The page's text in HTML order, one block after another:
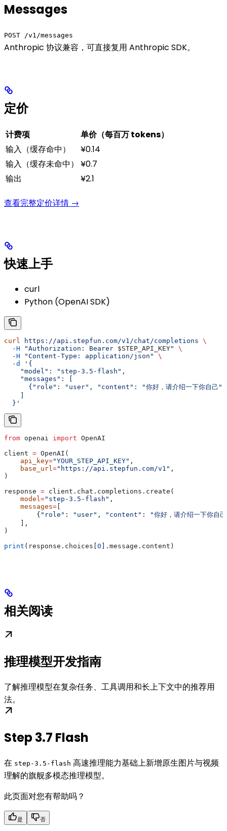
Messages
POST /v1/messages
Anthropic 协议兼容，可直接复用 Anthropic SDK。
定价
计费项
单价（每百万 tokens）
输入（缓存命中）
¥0.14
输入（缓存未命中）
¥0.7
输出
¥2.1
查看完整定价详情 →
快速上手
curl
Python (OpenAI SDK)
curl https://api.stepfun.com/v1/chat/completions \
  -H
"Authorization: Bearer $STEP_API_KEY"
\
  -H
"Content-Type: application/json"
\
  -d
'{
    "model": "step-3.5-flash",
    "messages": [
      {"role": "user", "content": "你好，请介绍一下你自己"}
  }'
from openai import OpenAI
client = OpenAI(
    api_key
="YOUR_STEP_API_KEY" ,
    base_url
="https://api.stepfun.com/v1" ,
)
response = client.chat.completions.create(
    model
="step-3.5-flash" ,
    messages
=
        {
"role" : "user" , "content" :
"你好，请介绍一下你自
    ],
)
print (response.choices[ 0 ].message.content)
相关阅读
推理模型开发指南
了解推理模型在复杂任务、工具调用和长上下文中的推荐用
法。
Step 3.7 Flash
在 step-3.5-flash 高速推理能力基础上新增原生图片与视频
理解的旗舰多模态推理模型。
此页面对您有帮助吗？
是 否